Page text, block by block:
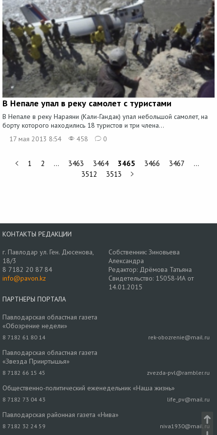
В Непале упал в реку самолет с туристами
В Непале в реку Нараяни (Кали-Гандак) упал небольшой самолет, на
борту которого находились 18 туристов и три члена...
17 мая 2013 8:54
458 0
1 2 … 3463 3464 3465 3466 3467
…
3512
3513
КОНТАКТЫ РЕДАКЦИИ
г. Павлодар ул. Ген. Дюсенова,
18/3
8 7182 20 87 84
info@pavon.kz
Собственник: Зиновьева
Александра
Редактор: Дрёмова Татьяна
Свидетельство: 15058-ИА от
14.01.2015
ПАРТНЕРЫ ПОРТАЛА
Павлодарская областная газета
«Обозрение недели»
8 7182 61 80 14 rek-obozrenie@mail.ru
Павлодарская областная газета
«Звезда Прииртышья»
8 7182 66 15 45 zvezda-pvl@rambler.ru
Общественно-политический еженедельник «Наша жизнь»
8 7182 73 04 43 life_pv@mail.ru
Павлодарская районная газета «Нива»
8 7182 32 24 59 niva1930@mail.ru